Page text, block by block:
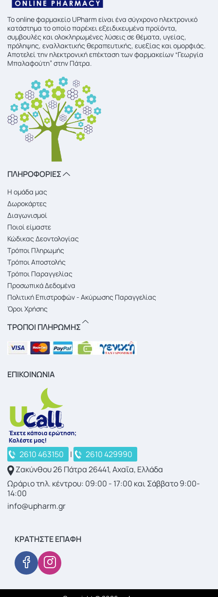
To online φαρμακείο UPharm είναι ένα σύγχρονο ηλεκτρονικό
κατάστημα το οποίο παρέχει εξειδικευμένα προϊόντα,
συμβουλές και ολοκληρωμένες λύσεις σε θέματα, υγείας,
πρόληψης, εναλλακτικής θεραπευτικής, ευεξίας και ομορφιάς.
Αποτελεί την ηλεκτρονική επέκταση των φαρμακείων “Γεωργία
Μπαλαφούτη” στην Πάτρα.
ΠΛΗΡΟΦΟΡΙΕΣ
Η ομάδα μας
Δωροκάρτες
Διαγωνισμοί
Ποιοί είμαστε
Κώδικας Δεοντολογίας
Τρόποι Πληρωμής
Τρόποι Αποστολής
Τρόποι Παραγγελίας
Προσωπικά Δεδομένα
Πολιτική Επιστροφών - Ακύρωσης Παραγγελίας
Όροι Χρήσης
ΤΡΟΠΟΙ ΠΛΗΡΩΜΗΣ
ΕΠΙΚΟΙΝΩΝΙΑ
2610 463150 |
2610 429990
Ζακύνθου 26 Πάτρα 26441, Αχαΐα, Ελλάδα
Ωράριο τηλ. κέντρου: 09:00 - 17:00 και Σάββατο 9:00-
14:00
info@upharm.gr
ΚΡΑΤΉΣΤΕ ΕΠΑΦΉ